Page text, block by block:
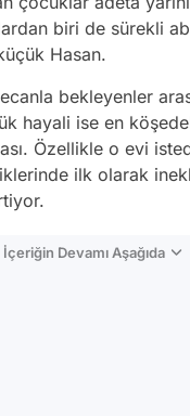
biri de sürekli
Hasan.
bekleyenler
hayali ise en
Özellikle o evi
ilk olarak
İçeriğin Devamı Aşağıda